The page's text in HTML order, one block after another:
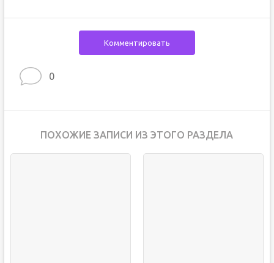
Комментировать
0
ПОХОЖИЕ ЗАПИСИ ИЗ ЭТОГО РАЗДЕЛА